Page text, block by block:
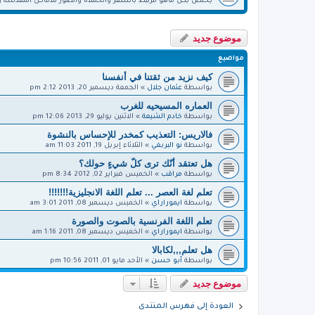
موضوع جديد
مواضيع
كيف نزيد من ثقتنا في أنفسنا
بواسطة عثمان جلال » الجمعة ديسمبر 20, 2013 2:12 pm
العماره المسيحيه للغرب
بواسطة خادم الشيعة » الاثنين يوليو 29, 2013 12:06 pm
فالاريس: التعذيب كمخدر للإحساس بالنشوة
بواسطة نو البربغي » الثلاثاء إبريل 19, 2011 11:03 am
هل تعتقد أنّك ترى كلّ شيءٍ حولك؟
بواسطة مراقب » الخميس فبراير 02, 2012 8:34 pm
تعلم لغة العصر ... تعلم اللغة الانجليزية!!!!!!!
بواسطة ايموراراي » الخميس ديسمبر 08, 2011 3:01 am
تعلم اللغة الفرنسية بالصوت والصورة
بواسطة ايموراراي » الخميس ديسمبر 08, 2011 1:16 am
هل تعلم,,,لكابالا
بواسطة أبو حسن » الأحد مايو 01, 2011 10:56 pm
موضوع جديد
العودة إلى فهرس المنتدى